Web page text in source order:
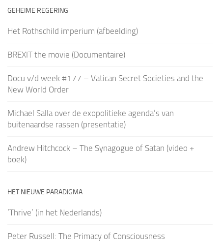
GEHEIME REGERING
Het Rothschild imperium (afbeelding)
BREXIT the movie (Documentaire)
Docu v/d week #177 – Vatican Secret Societies and the
New World Order
Michael Salla over de exopolitieke agenda’s van
buitenaardse rassen (presentatie)
Andrew Hitchcock – The Synagogue of Satan (video +
boek)
HET NIEUWE PARADIGMA
‘Thrive’ (in het Nederlands)
Peter Russell: The Primacy of Consciousness